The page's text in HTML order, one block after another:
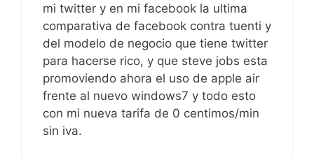
mi twitter y en mi facebook la ultima
comparativa de facebook contra tuenti y
del modelo de negocio que tiene twitter
para hacerse rico, y que steve jobs esta
promoviendo ahora el uso de apple air
frente al nuevo windows7 y todo esto
con mi nueva tarifa de 0 centimos/min
sin iva.